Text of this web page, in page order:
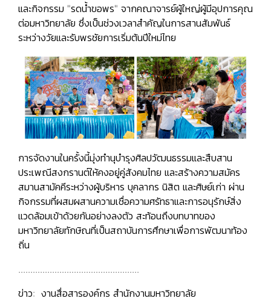
และกิจกรรม "รดน้ำขอพร" จากคณาจารย์ผู้ใหญ่ผู้มีอุปการคุณ
ต่อมหาวิทยาลัย ซึ่งเป็นช่วงเวลาสำคัญในการสานสัมพันธ์
ระหว่างวัยและรับพรชัยการเริ่มต้นปีใหม่ไทย
การจัดงานในครั้งนี้มุ่งทำนุบำรุงศิลปวัฒนธรรมและสืบสาน
ประเพณีสงกรานต์ให้คงอยู่คู่สังคมไทย และสร้างความสมัคร
สมานสามัคคีระหว่างผู้บริหาร บุคลากร นิสิต และศิษย์เก่า ผ่าน
กิจกรรมที่ผสมผสานความเชื่อความศรัทธาและการอนุรักษ์สิ่ง
แวดล้อมเข้าด้วยกันอย่างลงตัว สะท้อนถึงบทบาทของ
มหาวิทยาลัยทักษิณที่เป็นสถาบันการศึกษาเพื่อการพัฒนาท้อง
ถิ่น
..................................................
ข่าว: งานสื่อสารองค์กร สำนักงานมหาวิทยาลัย